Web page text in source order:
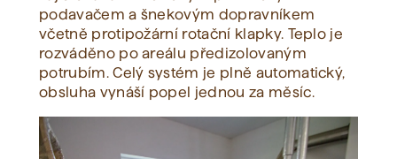
podavačem a šnekovým dopravníkem
včetně protipožární rotační klapky. Teplo je
rozváděno po areálu předizolovaným
potrubím. Celý systém je plně automatický,
obsluha vynáší popel jednou za měsíc.